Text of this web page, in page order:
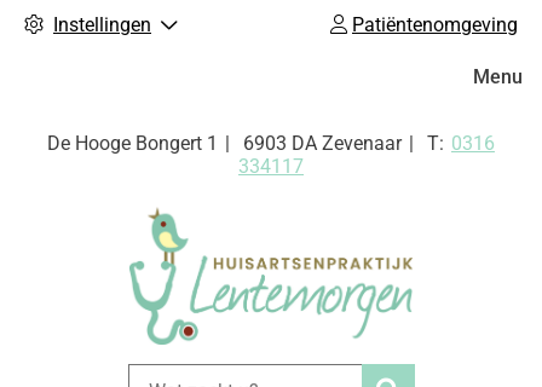
Instellingen Patiëntenomgeving
De Hooge Bongert 1 6903 DA Zevenaar Tel:
0316
334117
Menu